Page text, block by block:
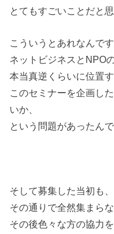
とてもすごいことだと思
こういうとあれなんで
ネットビジネスとNPO
本当真逆くらいに位置
このセミナーを企画し
いか、
という問題があったんで
そして募集した当初も、
その通りで全然集まら
その後色々な方の協力を